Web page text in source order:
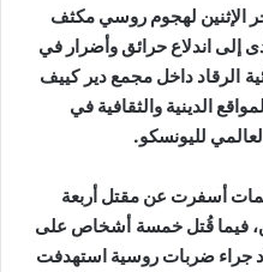
الإثنين لهجوم روسي مكثف
إلى اندلاع حرائق وأضرار في
الرقاد داخل مجمع دير كييف
الدينية والثقافية في
لليونسكو.
أسفرت عن مقتل أربعة
، فيما قُتل خمسة أشخاص على
جراء ضربات روسية استهدفت